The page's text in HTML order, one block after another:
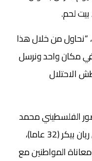
لحم.
“نحاول من خلال هذا
مكان واحد ونرسل
الاحتلال
30 صورة للمصور الفلسطيني محمد
العزة (24 عاما)، والمصور الامريكي ريان بيكر (32 عاما)،
المواطنين مع